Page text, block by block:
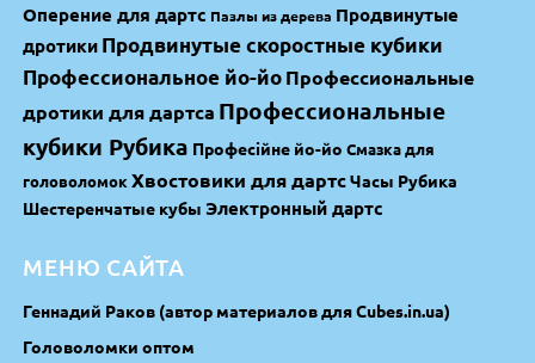
Оперение для дартс Пазлы из дерева Продвинутые
дротики Продвинутые скоростные кубики
Профессиональное йо-йоПрофессиональные
дротики для дартса Профессиональные
кубики Рубика Професійне йо-йо Смазка для
головоломокХвостовики для дартсЧасы Рубика
Шестеренчатые кубы Электронный дартс
МЕНЮ САЙТА
Геннадий Раков (автор материалов для Cubes.in.ua)
Головоломки оптом